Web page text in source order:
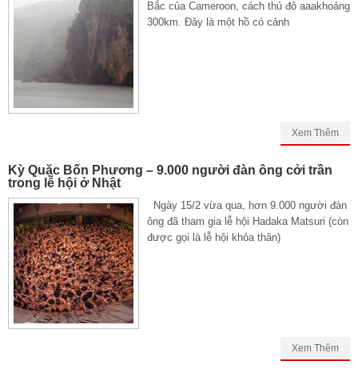
Bắc của Cameroon, cách thủ đô aaakhoảng
300km. Đây là một hồ có cảnh
Xem Thêm
Kỳ Quặc Bốn Phương – 9.000 người đàn ông cởi trần
trong lễ hội ở Nhật
Ngày 15/2 vừa qua, hơn 9.000 người đàn
ông đã tham gia lễ hội Hadaka Matsuri (còn
được gọi là lễ hội khỏa thân)
Xem Thêm